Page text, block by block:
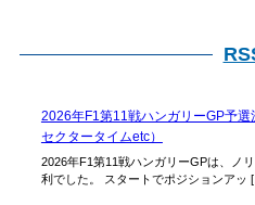
2026年F1第11戦ハンガリーGP予選
セクタータイムetc）
2026年F1第11戦ハンガリーGPは、ノ
利でした。 スタートでポジションアッ